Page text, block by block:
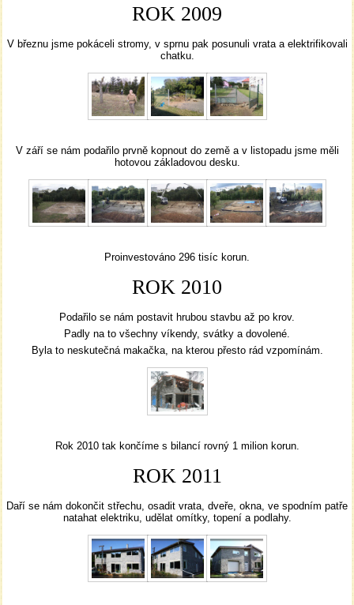
ROK 2009
V březnu jsme pokáceli stromy, v sprnu pak posunuli vrata a elektrifikovali
chatku.
V září se nám podařilo prvně kopnout do země a v listopadu jsme měli
hotovou základovou desku.
Proinvestováno 296 tisíc korun.
ROK 2010
Podařilo se nám postavit hrubou stavbu až po krov.
Padly na to všechny víkendy, svátky a dovolené.
Byla to neskutečná makačka, na kterou přesto rád vzpomínám.
Rok 2010 tak končíme s bilancí rovný 1 milion korun.
ROK 2011
Daří se nám dokončit střechu, osadit vrata, dveře, okna, ve spodním patře
natahat elektriku, udělat omítky, topení a podlahy.